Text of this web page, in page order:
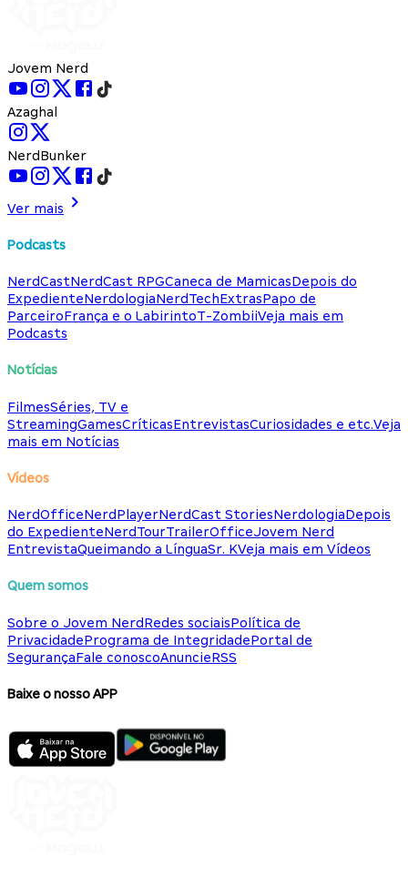
Jovem Nerd
Azaghal
NerdBunker
Ver mais
Podcasts
NerdCastNerdCast RPGCaneca de MamicasDepois do
ExpedienteNerdologiaNerdTechExtrasPapo de
ParceiroFrança e o LabirintoT-ZombiiVeja mais em
Podcasts
Notícias
FilmesSéries, TV e
StreamingGamesCríticasEntrevistasCuriosidades e etc.Veja
mais em Notícias
Vídeos
NerdOfficeNerdPlayerNerdCast StoriesNerdologiaDepois
do ExpedienteNerdTourTrailerOfficeJovem Nerd
EntrevistaQueimando a LínguaSr. KVeja mais em Vídeos
Quem somos
Sobre o Jovem NerdRedes sociaisPolítica de
PrivacidadePrograma de IntegridadePortal de
SegurançaFale conoscoAnuncieRSS
Baixe o nosso APP